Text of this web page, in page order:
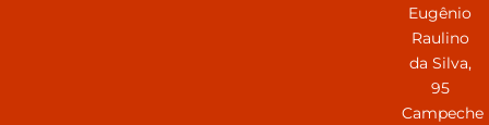
Eugênio
Raulino
da Silva,
95
Campeche